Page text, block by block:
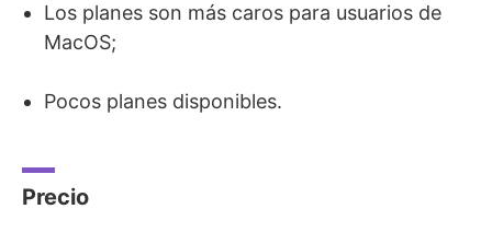
Los planes son más caros para usuarios de
MacOS;
Pocos planes disponibles.
Precio